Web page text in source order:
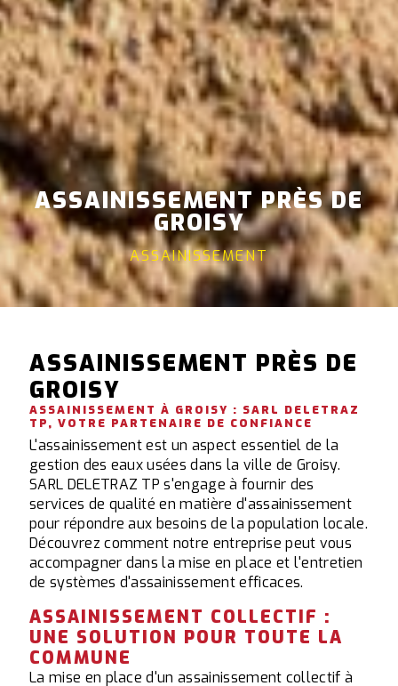
ASSAINISSEMENT PRÈS DE
GROISY
ASSAINISSEMENT
ASSAINISSEMENT PRÈS DE
GROISY
ASSAINISSEMENT À GROISY : SARL DELETRAZ
TP, VOTRE PARTENAIRE DE CONFIANCE
L'assainissement est un aspect essentiel de la
gestion des eaux usées dans la ville de Groisy.
SARL DELETRAZ TP s'engage à fournir des
services de qualité en matière d'assainissement
pour répondre aux besoins de la population locale.
Découvrez comment notre entreprise peut vous
accompagner dans la mise en place et l'entretien
de systèmes d'assainissement efficaces.
ASSAINISSEMENT COLLECTIF :
UNE SOLUTION POUR TOUTE LA
COMMUNE
La mise en place d'un assainissement collectif à